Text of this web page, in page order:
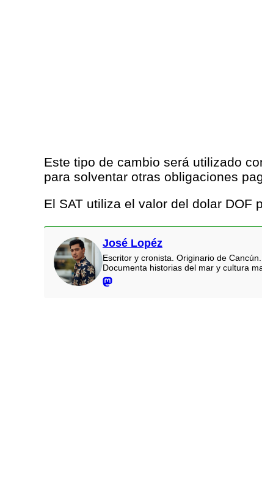
Este tipo de cambio será utilizado
para solventar otras obligaciones
El SAT utiliza el valor del dolar DOF
José Lopéz
Escritor y cronista. Originario de
Documenta historias del mar y cultura